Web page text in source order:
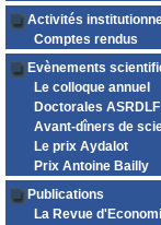
Activités
Comptes rendus
Evènements
Le colloque annuel
Doctorales
Avant-dîners de
Le prix Aydalot
Prix Antoine Bailly
Publications
La Revue